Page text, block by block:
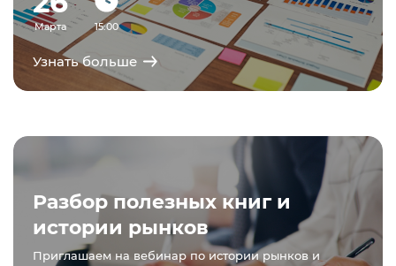
Марта 15:00
Узнать больше
Разбор полезных книг и
истории рынков
Приглашаем на вебинар по истории рынков и